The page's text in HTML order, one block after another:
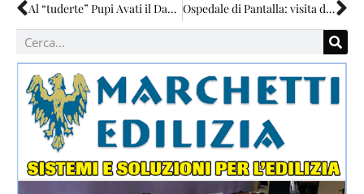
Al “tuderte” Pupi Avati il David alla carriera Ospedale di Pantalla: visita della Proietti a maggio